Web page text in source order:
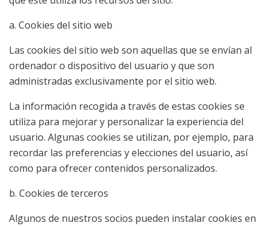
a. Cookies del sitio web
Las cookies del sitio web son aquellas que se envían al
ordenador o dispositivo del usuario y que son
administradas exclusivamente por el sitio web.
La información recogida a través de estas cookies se
utiliza para mejorar y personalizar la experiencia del
usuario. Algunas cookies se utilizan, por ejemplo, para
recordar las preferencias y elecciones del usuario, así
como para ofrecer contenidos personalizados.
b. Cookies de terceros
Algunos de nuestros socios pueden instalar cookies en